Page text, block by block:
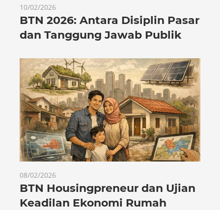
10/02/2026
BTN 2026: Antara Disiplin Pasar
dan Tanggung Jawab Publik
08/02/2026
BTN Housingpreneur dan Ujian
Keadilan Ekonomi Rumah